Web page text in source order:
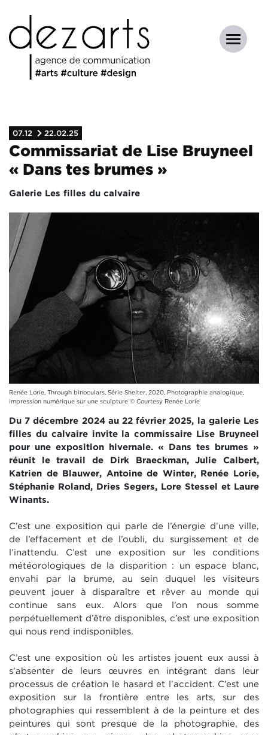
07.12 22.02.25
Commissariat de Lise Bruyneel
« Dans tes brumes »
Galerie Les filles du calvaire
Renée Lorie, Through binoculars, Série Shelter, 2020, Photographie analogique,
impression numérique sur une sculpture © Courtesy Renée Lorie
Du 7 décembre 2024 au 22 février 2025, la galerie Les
filles du calvaire invite la commissaire Lise Bruyneel
pour une exposition hivernale. « Dans tes brumes »
réunit le travail de Dirk Braeckman, Julie Calbert,
Katrien de Blauwer, Antoine de Winter, Renée Lorie,
Stéphanie Roland, Dries Segers, Lore Stessel et Laure
Winants.
C’est une exposition qui parle de l’énergie d’une ville,
de l’effacement et de l’oubli, du surgissement et de
l’inattendu. C’est une exposition sur les conditions
météorologiques de la disparition : un espace blanc,
envahi par la brume, au sein duquel les visiteurs
peuvent jouer à disparaître et rêver au monde qui
continue sans eux. Alors que l’on nous somme
perpétuellement d’être disponibles, c’est une exposition
qui nous rend indisponibles.
C’est une exposition où les artistes jouent eux aussi à
s’absenter de leurs œuvres en intégrant dans leur
processus de création le hasard et l’accident. C’est une
exposition sur la frontière entre les arts, sur des
photographies qui ressemblent à de la peinture et des
peintures qui sont presque de la photographie, des